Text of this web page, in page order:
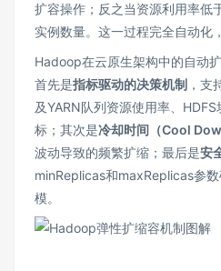
扩容操作；反之当资源利用率低
实例数量。这一过程完全自动化
Hadoop在云原生架构中的自动
首先是指标驱动的决策机制 ，支
及YARN队列资源使用率、
标；其次是冷却时间（Cool
波动导致的频繁扩缩；最后是安
minReplicas和maxReplicas参
模。